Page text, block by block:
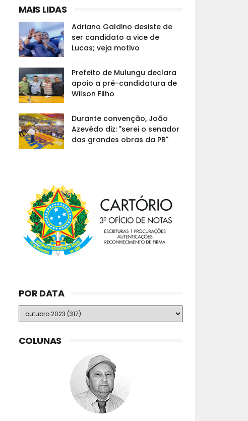
MAIS LIDAS
Adriano Galdino desiste de
ser candidato a vice de
Lucas; veja motivo
Prefeito de Mulungu declara
apoio a pré-candidatura de
Wilson Filho
Durante convenção, João
Azevêdo diz: "serei o senador
das grandes obras da PB"
POR DATA
COLUNAS